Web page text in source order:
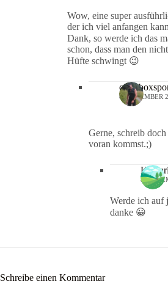
Wow, eine super
der ich viel anfangen
Dank, so werde ich das
schon, dass man den
Hüfte schwingt 😉
8. DEZEMBER
Gerne, schreib
voran kommst.;)
8.
Werde ich auf
danke 😀
Schreibe einen Kommentar